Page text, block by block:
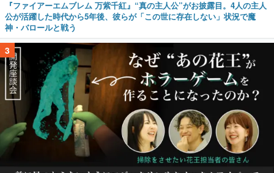
『ファイアーエムブレム 万紫千紅』“真の主人公”がお披露目。4人の主人
公が活躍した時代から5年後、彼らが「この世に存在しない」状況で魔
神・バロールと戦う
3